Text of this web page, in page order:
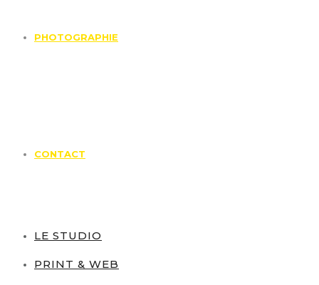
PHOTOGRAPHIE
CONTACT
LE STUDIO
PRINT & WEB